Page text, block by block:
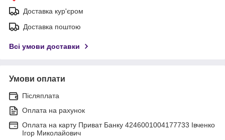
Доставка кур'єром
Доставка поштою
Всі умови доставки
Умови оплати
Післяплата
Оплата на рахунок
Оплата на карту Приват Банку 4246001004177733 Івченко
Ігор Миколайович